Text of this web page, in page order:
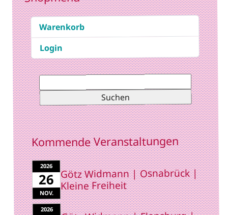
Warenkorb
Login
Suchen
nach:
Kommende Veranstaltungen
2026
26
NOV.
Götz Widmann | Osnabrück |
Kleine Freiheit
2026